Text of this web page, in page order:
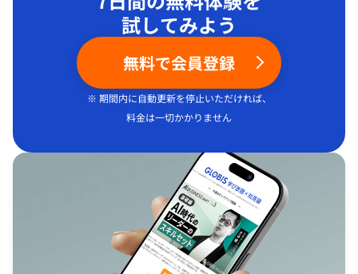
試してみよう
無料で会員登録
※ 期間内に自動更新を停止いただければ、
料金は一切かかりません